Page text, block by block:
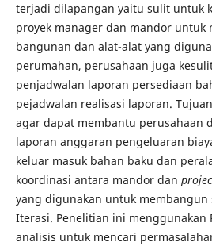
terjadi dilapangan yaitu sulit untuk
proyek manager dan mandor untuk
bangunan dan alat-alat yang
perumahan, perusahaan juga
penjadwalan laporan persediaan
pejadwalan realisasi laporan.
agar dapat membantu perusahaan
laporan anggaran pengeluaran
keluar masuk bahan baku dan
koordinasi antara mandor dan
yang digunakan untuk
Iterasi. Penelitian ini menggunakan
analisis untuk mencari